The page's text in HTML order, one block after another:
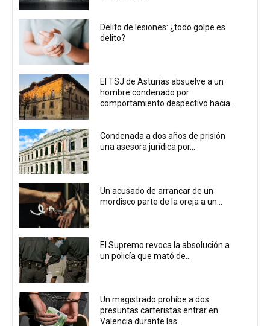
Delito de lesiones: ¿todo golpe es
delito?
El TSJ de Asturias absuelve a un
hombre condenado por
comportamiento despectivo hacia...
Condenada a dos años de prisión
una asesora jurídica por...
Un acusado de arrancar de un
mordisco parte de la oreja a un...
El Supremo revoca la absolución a
un policía que mató de...
Un magistrado prohíbe a dos
presuntas carteristas entrar en
Valencia durante las...